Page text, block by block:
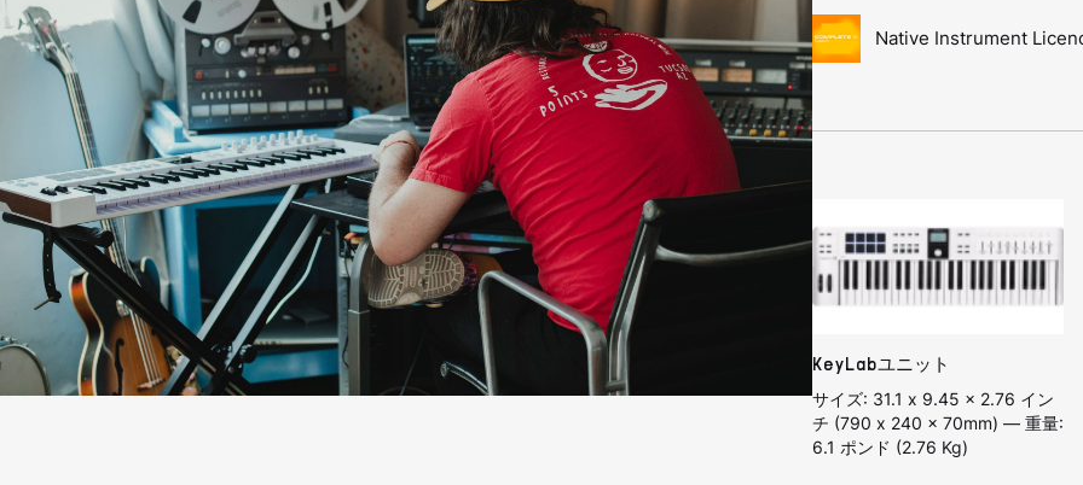
Native Instrument
KeyLabユニット
サイズ: 31.1 x 9.45 x 2.76 イン
チ (790 x 240 x 70mm) — 重量:
6.1 ポンド (2.76 Kg)